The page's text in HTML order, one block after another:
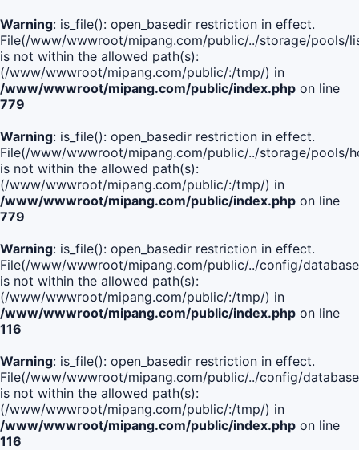
Warning: is_file(): open_basedir restriction in effect.
File(/www/wwwroot/mipang.com/public/../storage/pools/
is not within the allowed path(s):
(/www/wwwroot/mipang.com/public/:/tmp/) in
/www/wwwroot/mipang.com/public/index.php on line
779
Warning: is_file(): open_basedir restriction in effect.
File(/www/wwwroot/mipang.com/public/../storage/pools/
is not within the allowed path(s):
(/www/wwwroot/mipang.com/public/:/tmp/) in
/www/wwwroot/mipang.com/public/index.php on line
779
Warning: is_file(): open_basedir restriction in effect.
File(/www/wwwroot/mipang.com/public/../config/
is not within the allowed path(s):
(/www/wwwroot/mipang.com/public/:/tmp/) in
/www/wwwroot/mipang.com/public/index.php on line
116
Warning: is_file(): open_basedir restriction in effect.
File(/www/wwwroot/mipang.com/public/../config/
is not within the allowed path(s):
(/www/wwwroot/mipang.com/public/:/tmp/) in
/www/wwwroot/mipang.com/public/index.php on line
116